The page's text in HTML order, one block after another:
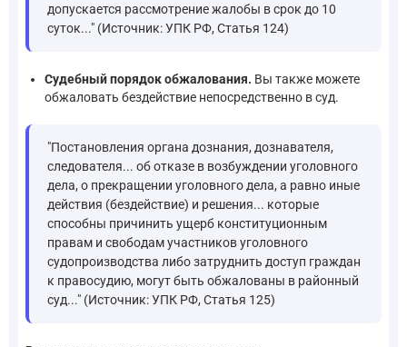
допускается рассмотрение жалобы в срок до 10
суток..." (Источник: УПК РФ, Статья 124)
Судебный порядок обжалования. Вы также можете
обжаловать бездействие непосредственно в суд.
"Постановления органа дознания, дознавателя,
следователя... об отказе в возбуждении уголовного
дела, о прекращении уголовного дела, а равно иные
действия (бездействие) и решения... которые
способны причинить ущерб конституционным
правам и свободам участников уголовного
судопроизводства либо затруднить доступ граждан
к правосудию, могут быть обжалованы в районный
суд..." (Источник: УПК РФ, Статья 125)